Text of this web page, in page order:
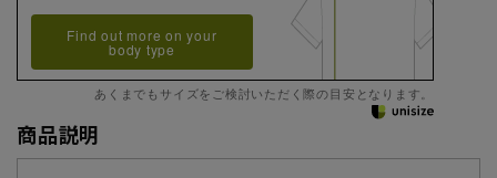
Find out more on your
body type
あくまでもサイズをご検討いただく際の目安となります。
商品説明